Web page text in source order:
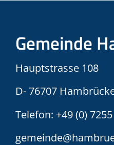
Gemeinde
Hauptstrasse 108
D- 76707
Telefon: +49 (0)